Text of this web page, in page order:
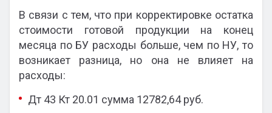
В связи с тем, что при корректировке остатка
стоимости готовой продукции на конец
месяца по БУ расходы больше, чем по НУ, то
возникает разница, но она не влияет на
расходы:
Дт 43 Кт 20.01 сумма 12782,64 руб.